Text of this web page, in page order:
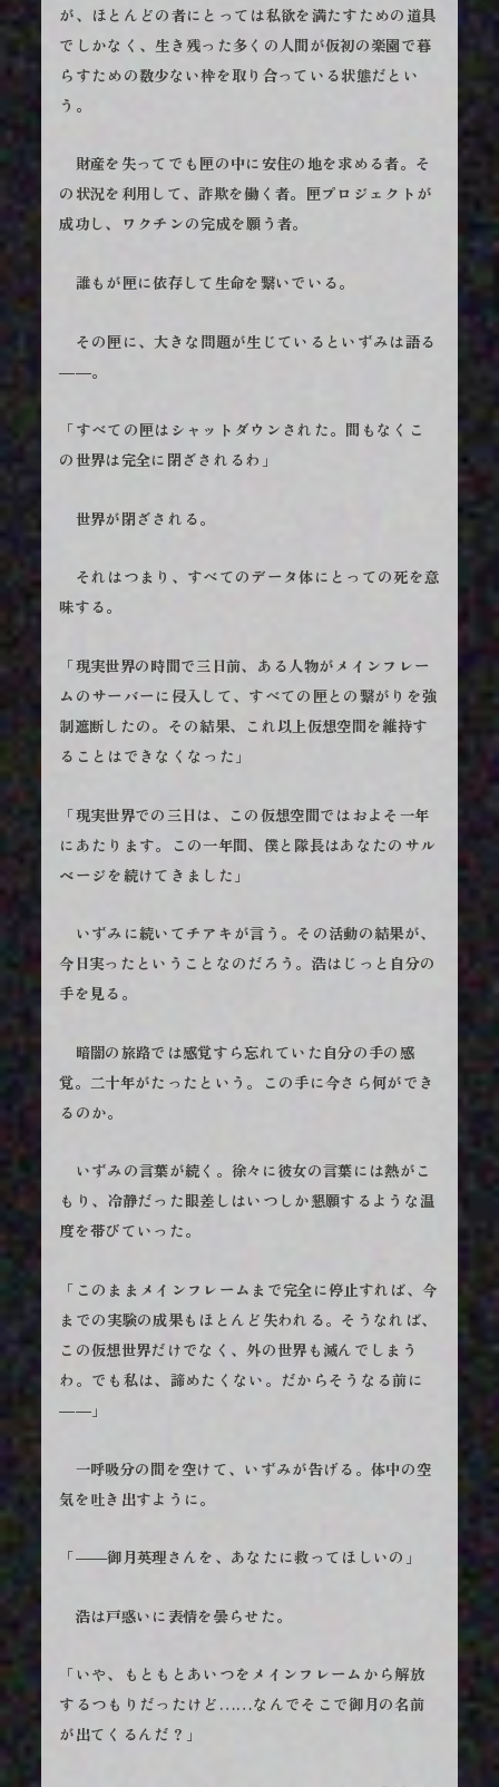
が、ほとんどの者にとっては私欲を満たすための道具
でしかなく、生き残った多くの人間が仮初の楽園で暮
らすための数少ない枠を取り合っている状態だとい
う。
財産を失ってでも匣の中に安住の地を求める者。そ
の状況を利用して、詐欺を働く者。匣プロジェクトが
成功し、ワクチンの完成を願う者。
誰もが匣に依存して生命を繋いでいる。
その匣に、大きな問題が生じているといずみは語る
――。
「すべての匣はシャットダウンされた。間もなくこ
の世界は完全に閉ざされるわ」
世界が閉ざされる。
それはつまり、すべてのデータ体にとっての死を意
味する。
「現実世界の時間で三日前、ある人物がメインフレー
ムのサーバーに侵入して、すべての匣との繋がりを強
制遮断したの。その結果、これ以上仮想空間を維持す
ることはできなくなった」
「現実世界での三日は、この仮想空間ではおよそ一年
にあたります。この一年間、僕と隊長はあなたのサル
ベージを続けてきました」
いずみに続いてチアキが言う。その活動の結果が、
今日実ったということなのだろう。浩はじっと自分の
手を見る。
暗闇の旅路では感覚すら忘れていた自分の手の感
覚。二十年がたったという。この手に今さら何ができ
るのか。
いずみの言葉が続く。徐々に彼女の言葉には熱がこ
もり、冷静だった眼差しはいつしか懇願するような温
度を帯びていった。
「このままメインフレームまで完全に停止すれば、今
までの実験の成果もほとんど失われる。そうなれば、
この仮想世界だけでなく、外の世界も滅んでしまう
わ。でも私は、諦めたくない。だからそうなる前に
――」
一呼吸分の間を空けて、いずみが告げる。体中の空
気を吐き出すように。
「――御月英理さんを、あなたに救ってほしいの」
浩は戸惑いに表情を曇らせた。
「いや、もともとあいつをメインフレームから解放
するつもりだったけど……なんでそこで御月の名前
が出てくるんだ？」